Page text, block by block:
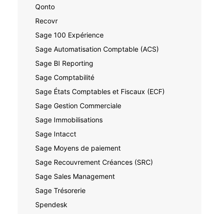
Qonto
Recovr
Sage 100 Expérience
Sage Automatisation Comptable (ACS)
Sage BI Reporting
Sage Comptabilité
Sage États Comptables et Fiscaux (ECF)
Sage Gestion Commerciale
Sage Immobilisations
Sage Intacct
Sage Moyens de paiement
Sage Recouvrement Créances (SRC)
Sage Sales Management
Sage Trésorerie
Spendesk